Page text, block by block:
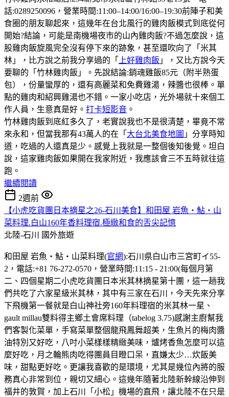
話:0289250096，營業時間:11:00–14:00/16:00–19:30前陣子和美
食圈的朋友聊起來，這幾年在台北風行的雞肉飯模式到底從何
開始?結論，可能是南機場夜市的山內雞肉飯?不過怎麼說，這
股雞肉飯旋風完全沒有停下來的跡象，甚至還吹向了「米其
林」，比方說之前我分享過的「
上好雞肉飯 」，又比方說今天
要聊的「竹林雞肉飯」。先說結論:銷魂雞飯85元（附半熟蛋
包），份量蠻厚的，還有高麗菜和免費雞湯，辣醬也很棒。單
點的雞肉和紹興雞湯也不錯。一家小吃店，光外場就十來個工
作人員，生意真是好。 打卡短影音 。
竹林雞肉飯到底紅多久了，老實說我也不是很清楚，畢竟不常
來永和，但當我那有43萬人的在「 大台北美食地圖 」分享時知
道，吃過的人還真是少。感覺上我就是一整個後知後覺。坦白
說，這家雞肉飯如果開在我家附近，我應該會三不五時就往這
跑。
繼續閱讀
2週前
【小虎吃貨團日本摘星之26-石川美食】和田屋 岩魚・鮎・山
菜料理.白山160年香料理宿.極緻和食的舌尖記憶
北陸-石川
國外旅遊
和田屋 岩魚・鮎・山菜料理(官網):石川県白山市三宮町イ55-
2，電話:+81 76-272-0570，營業時間:11:15 - 21:00(每個月第
二、四個星期二小虎吃貨團日本米其林摘星第十團，這一趟我
們共吃了六家星級米其林，其中有三家在石川，今天先來分享
下飛機第一餐就是白山神社旁160年料理宿的米其林一星、
gault millau雙料得主鄉土會席料理（tabelog 3.75)感謝主廚幫我
們客製化菜單，手寫菜單整個龍飛鳳舞超美，生魚片的梅肉醬
油特別又好吃，八吋小菜樣樣精緻美味，爐烤香魚怎麼可以這
麼好吃，月之輪熊肉吃得團員目瞪口呆，直嫌太少…炊飯美
味，甜點更好吃。更讓我喜歡的是環境，尤其是幾位內將的服
務真心非常到位，親切又細心。這幾年隨著北陸新幹線沿伸到
福井的敦賀，加上石川「小松」機場的直飛，讓北陸不在只是